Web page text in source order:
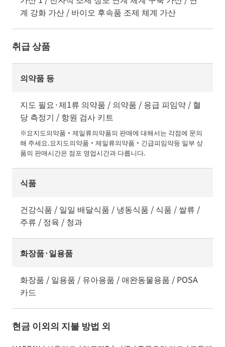
계 강화 가산 / 바이오 후속품 조제 체계 가산
취급 상품
의약품 등
지도 필요·제1류 의약품 / 의약품 / 응급 피임약 / 혈
당 측정기 / 항원 검사 키트
※요지도의약품・제일류의약품의 판매에 대해서는 각점에 문의
해 주세요.요지도의약품・제일류의약품・긴급피임약등 일부 상
품의 판매시간은 점포 영업시간과 다릅니다.
식품
건강식품 / 일일 배달식품 / 냉동식품 / 식품 / 쌀류 /
주류 / 정육 / 청과
화장품·일용품
화장품 / 일용품 / 유아용품 / 애완동물용품 / POSA
카드
현금 이외의 지불 방법 외